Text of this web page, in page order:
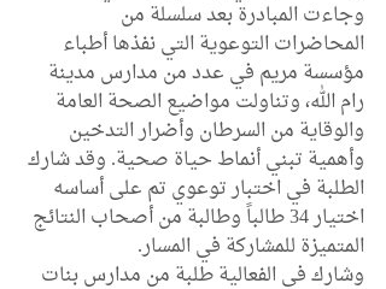
وجاءت المبادرة بعد سلسلة من
المحاضرات التوعوية التي نفذها أطباء
مؤسسة مريم في عدد من مدارس مدينة
رام الله، وتناولت مواضيع الصحة العامة
والوقاية من السرطان وأضرار التدخين
وأهمية تبني أنماط حياة صحية. وقد شارك
الطلبة في اختبار توعوي تم على أساسه
اختيار 34 طالباً وطالبة من أصحاب النتائج
المتميزة للمشاركة في المسار.
وشارك في الفعالية طلبة من مدارس بنات